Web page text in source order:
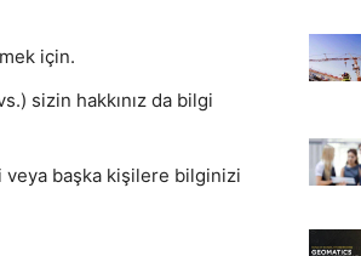
için.
sizin hakkınız da bilgi
başka kişilere bilginizi